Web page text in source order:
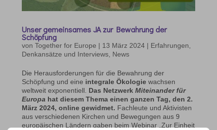
Unser gemeinsames JA zur Bewahrung der
Schöpfung
von Together for Europe | 13 März 2024| Erfahrungen,
Denkansätze und Interviews, News
Die Herausforderungen für die Bewahrung der
Schöpfung und eine integrale Ökologiewachsen
weltweit exponentiell. Das Netzwerk Miteinander für
Europahat diesem Thema einen ganzen Tag, den 2.
März 2024, online gewidmet. Fachleute und Aktivisten
aus verschiedenen Kirchen und Bewegungen aus 9
europäischen Ländern gaben beim Webinar „Zur Einheit